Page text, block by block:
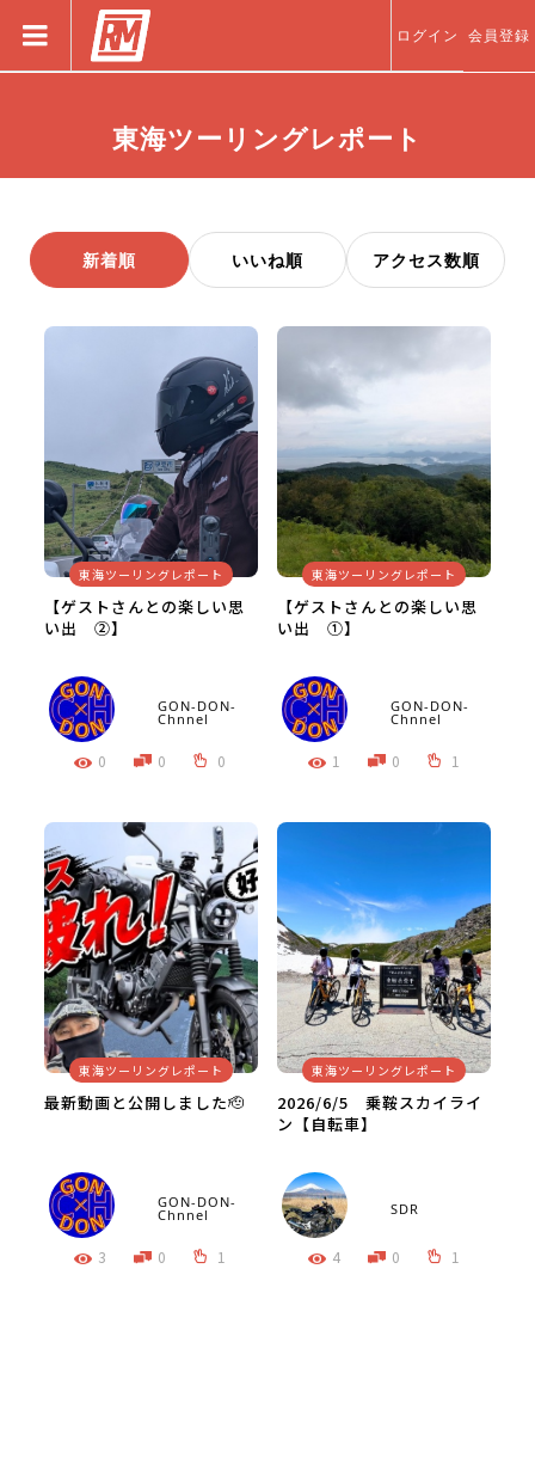
ログイン 会員登録
東海ツーリングレポート
新着順 いいね順 アクセス数順
東海ツーリングレポート
【ゲストさんとの楽しい思
い出 ②】
GON-DON-
Chnnel
0 0 0
東海ツーリングレポート
【ゲストさんとの楽しい思
い出 ①】
GON-DON-
Chnnel
1 0 1
東海ツーリングレポート
最新動画と公開しました🫡
GON-DON-
Chnnel
3 0 1
東海ツーリングレポート
2026/6/5 乗鞍スカイライ
ン【自転車】
SDR
4 0 1